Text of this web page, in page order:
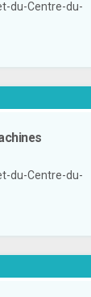
du-Centre-du-
du-Centre-du-